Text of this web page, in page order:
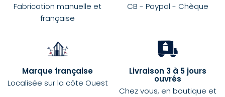
Fabrication manuelle et
française
CB - Paypal - Chèque
Marque française
Localisée sur la côte Ouest
Livraison 3 à 5 jours
ouvrés
Chez vous, en boutique et